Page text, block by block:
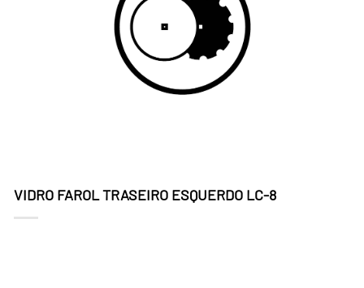
VIDRO FAROL TRASEIRO ESQUERDO LC-8